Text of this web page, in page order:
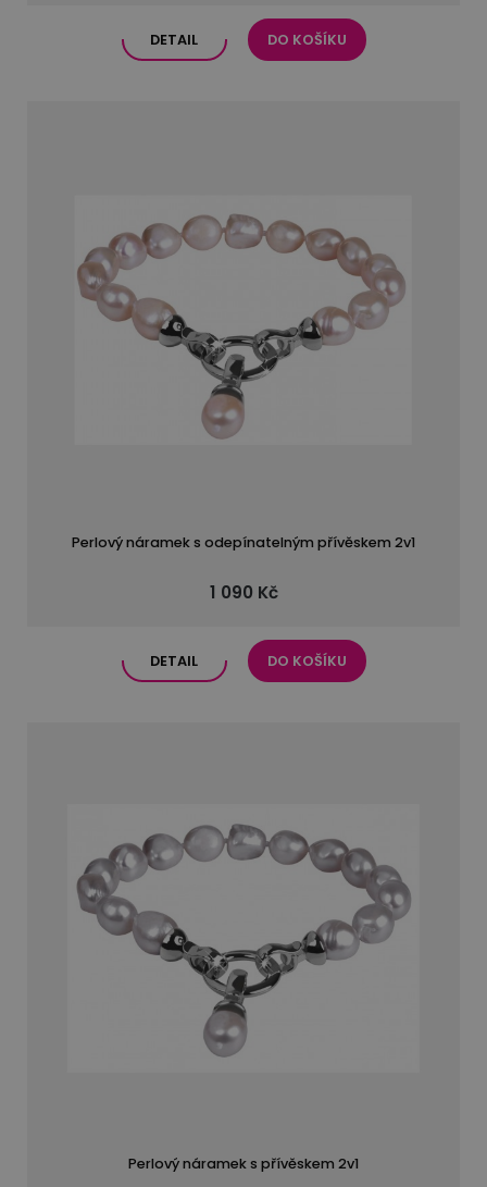
DETAIL DO KOŠÍKU
Perlový náramek s odepínatelným přívěskem 2v1
1 090 Kč
DETAIL DO KOŠÍKU
Perlový náramek s přívěskem 2v1